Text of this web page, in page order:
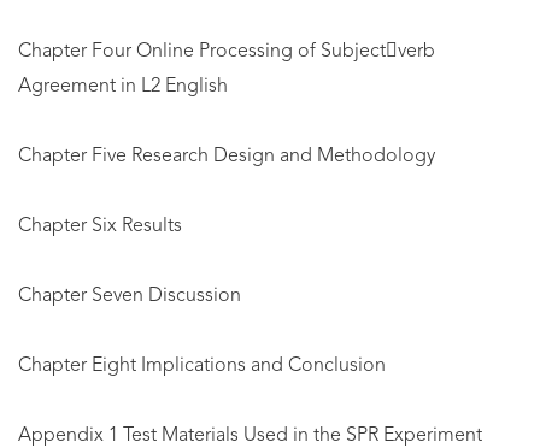
Chapter Four Online Processing of Subjectverb
Agreement in L2 English
Chapter Five Research Design and Methodology
Chapter Six Results
Chapter Seven Discussion
Chapter Eight Implications and Conclusion
Appendix 1 Test Materials Used in the SPR Experiment